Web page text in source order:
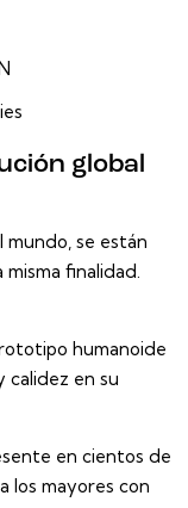
global
mundo, se están
finalidad.
humanoide
calidez en su
en cientos de
los mayores con